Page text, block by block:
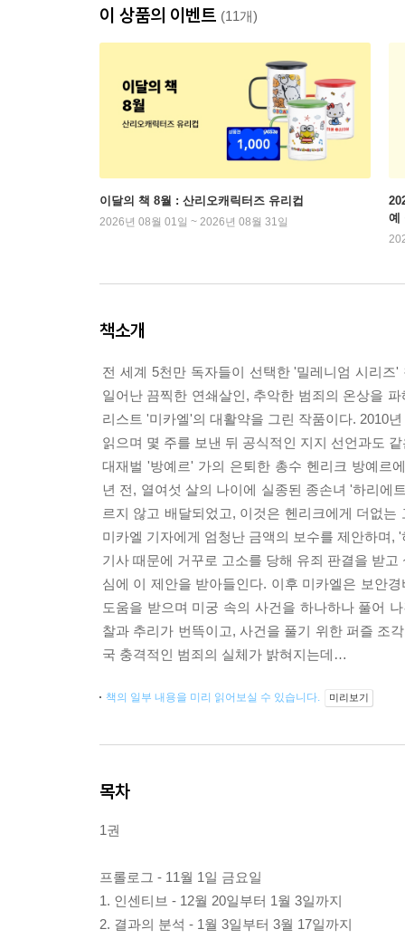
이 상품의 이벤트 (11개)
이달의 책 8월 : 산리오캐릭터즈 유리컵
2026년 08월 01일 ~ 2026년 08월 31일
예
책소개
전 세계 5천만 독자들이 선택한 '밀레니엄 시리
일어난 끔찍한 연쇄살인, 추악한 범죄의 온상을
리스트 '미카엘'의 대활약을 그린 작품이다. 2010
읽으며 몇 주를 보낸 뒤 공식적인 지지 선언과도
대재벌 '방예르' 가의 은퇴한 총수 헨리크 방예르
년 전, 열여섯 살의 나이에 실종된 종손녀 '하리에
르지 않고 배달되었고, 이것은 헨리크에게 더없
미카엘 기자에게 엄청난 금액의 보수를 제안하며
기사 때문에 거꾸로 고소를 당해 유죄 판결을 받
심에 이 제안을 받아들인다. 이후 미카엘은 보안
도움을 받으며 미궁 속의 사건을 하나하나 풀어
찰과 추리가 번뜩이고, 사건을 풀기 위한 퍼즐 조
국 충격적인 범죄의 실체가 밝혀지는데…
책의 일부 내용을 미리 읽어보실 수 있습니다. 미리보기
목차
1권
프롤로그 - 11월 1일 금요일
1. 인센티브 - 12월 20일부터 1월 3일까지
2. 결과의 분석 - 1월 3일부터 3월 17일까지